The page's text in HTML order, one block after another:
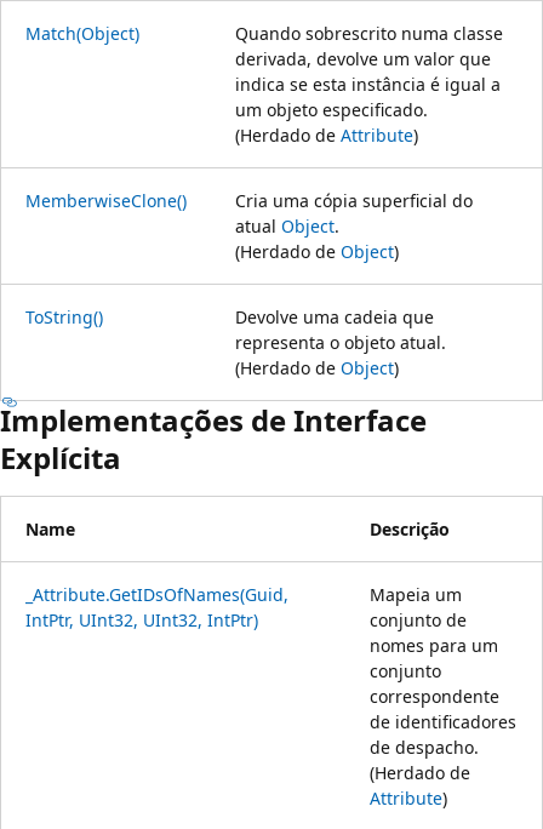
Match(Object)
Quando sobrescrito numa classe
derivada, devolve um valor que
indica se esta instância é igual a
um objeto especificado.
(Herdado de Attribute)
MemberwiseClone()
Cria uma cópia superficial do
atual Object.
(Herdado de Object)
ToString()
Devolve uma cadeia que
representa o objeto atual.
(Herdado de Object)
Implementações de Interface
Explícita
Name Descrição
_Attribute.GetIDsOfNames(Guid,
IntPtr, UInt32, UInt32, IntPtr)
Mapeia um
conjunto de
nomes para um
conjunto
correspondente
de identificadores
de despacho.
(Herdado de
Attribute)